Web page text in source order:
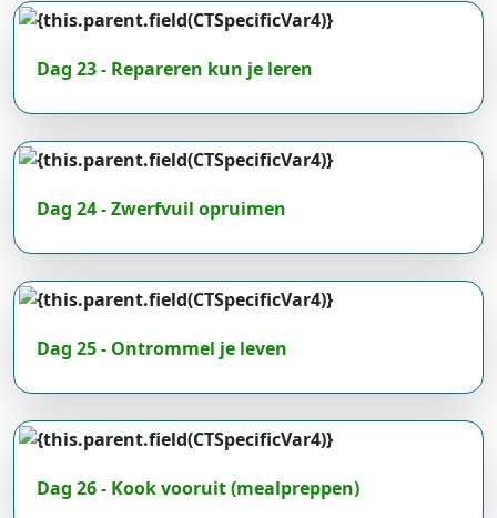
Dag 23 - Repareren kun je leren
Dag 24 - Zwerfvuil opruimen
Dag 25 - Ontrommel je leven
Dag 26 - Kook vooruit (mealpreppen)